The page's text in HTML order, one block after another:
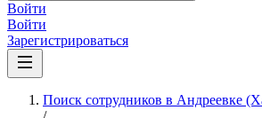
Войти
Войти
Зарегистрироваться
Поиск сотрудников в Андреевке